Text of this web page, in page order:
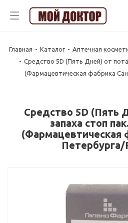
Главная - Каталог - Аптечная
- Средство 5D (Пять Дней) от
(Фармацевтическая фабрика
Средство 5D (Пять
запаха стоп
(Фармацевтическая
Петербурга/